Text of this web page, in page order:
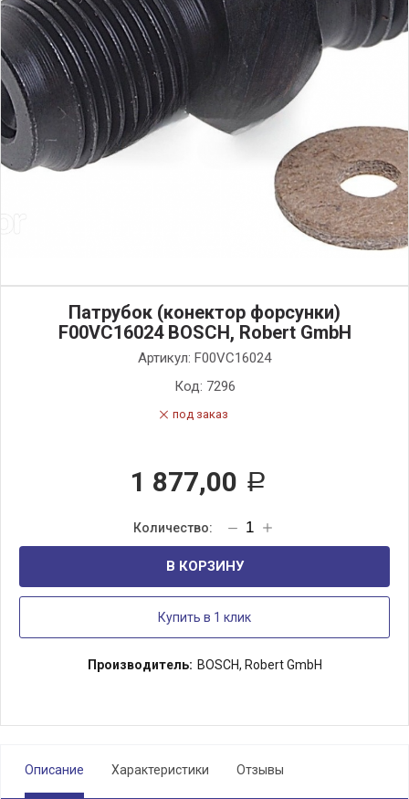
Патрубок (конектор форсунки)
F00VC16024 BOSCH, Robert GmbH
Артикул: F00VC16024
Код: 7296
под заказ
1 877,00 Р
В КОРЗИНУ
Купить в 1 клик
Производитель: BOSCH, Robert GmbH
Описание Характеристики Отзывы